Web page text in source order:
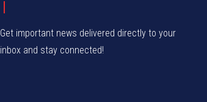
Get important news delivered directly to your
inbox and stay connected!